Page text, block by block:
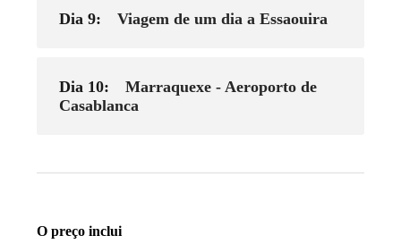
Dia 9: Viagem de um dia a Essaouira
Dia 10:
Marraquexe - Aeroporto de
Casablanca
O preço inclui